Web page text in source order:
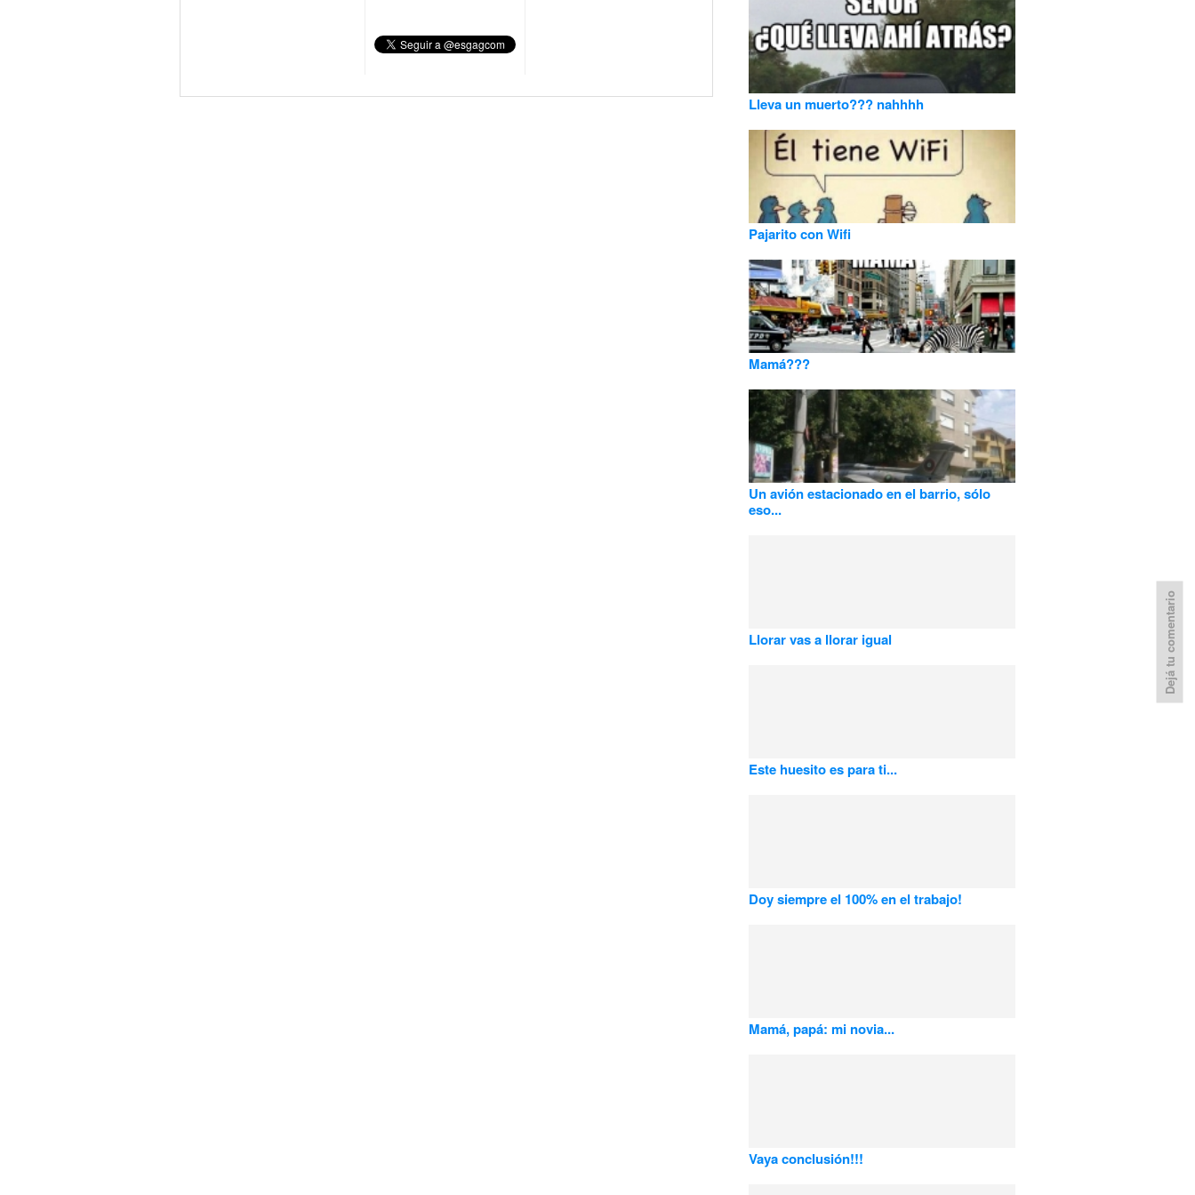
Lleva un muerto??? nahhhh
Pajarito con Wifi
Mamá???
Un avión estacionado en el barrio, sólo
eso...
Llorar vas a llorar igual
Este huesito es para ti...
Doy siempre el 100% en el trabajo!
Mamá, papá: mi novia...
Vaya conclusión!!!
Dejá tu comentario